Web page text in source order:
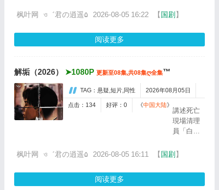
场性别歧
除，回到
公出轨，
一番调查
天秘密，
痛定思痛
联合情敌
男，拒绝
枫叶网 ও゛君の逍遥۵ 2026-08-05 16:22 【国剧 】
阅读更多
解垢（2026） ➤1080P 更新至08集,共08集ღ全集™
TAG：悬疑,短片,同性 2026年08月05日
点击：134 好评：0 《中国大陆》
講述死亡
現場清理
員「白
親離奇過
稱器官捐
枫叶网 ও゛君の逍遥۵ 2026-08-05 16:11 【国剧 】
阅读更多